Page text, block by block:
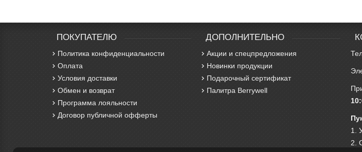
ПОКУПАТЕЛЮ
Политика конфиденциальности
Оплата
Условия доставки
Обмен и возврат
Программа лояльности
Договор публичной офферты
ДОПОЛНИТЕЛЬНО
Акции и спецпредложения
Новинки продукции
Подарочный сертификат
Палитра Berrywell
1.
2.